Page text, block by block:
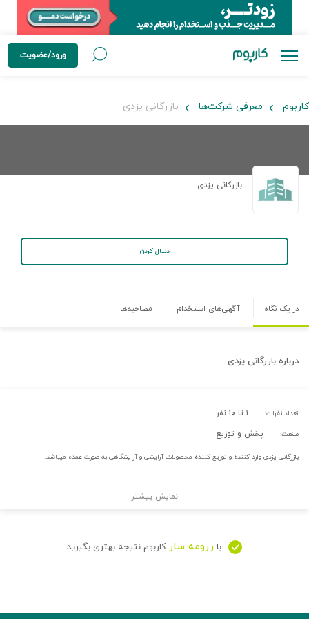
ورود/عضویت
کاربوم معرفی شرکت‌ها بازرگانی یزدی
بازرگانی یزدی
دنبال کردن
در یک نگاه آگهی‌های استخدام مصاحبه‌ها
درباره بازرگانی یزدی
تعداد نفرات: ۱ تا ۱۰ نفر
صنعت: پخش و توزیع
بازرگانی یزدی وارد کننده و توزیع کننده محصولات آرایشی و آرایشگاهی به صورت عمده میباشد.
نمایش بیشتر
با رزومه ساز کاربوم نتیجه بهتری بگیرید